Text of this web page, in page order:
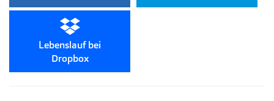
Lebenslauf bei
Dropbox